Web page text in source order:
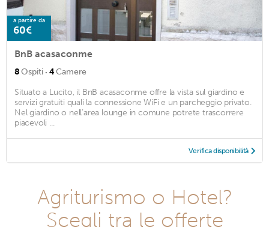
a partire da
60€
BnB acasaconme
8Ospiti · 4Camere
Situato a Lucito, il BnB acasaconme offre la vista sul giardino e
servizi gratuiti quali la connessione WiFi e un parcheggio privato.
Nel giardino o nell’area lounge in comune potrete trascorrere
piacevoli ...
Verifica disponibilità
Agriturismo o Hotel?
Scegli tra le offerte